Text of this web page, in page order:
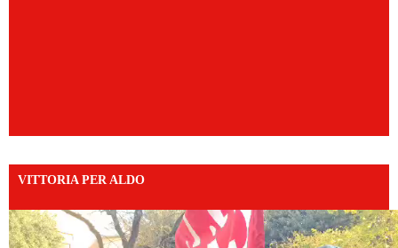
VITTORIA PER ALDO